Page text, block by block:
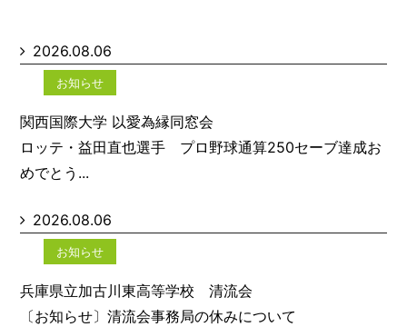
2026.08.06
お知らせ
関西国際大学 以愛為縁同窓会
ロッテ・益田直也選手 プロ野球通算250セーブ達成お
めでとう...
2026.08.06
お知らせ
兵庫県立加古川東高等学校 清流会
〔お知らせ〕清流会事務局の休みについて